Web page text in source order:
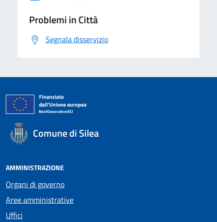
Problemi in Città
Segnala disservizio
Comune di Silea
AMMINISTRAZIONE
Organi di governo
Aree amministrative
Uffici